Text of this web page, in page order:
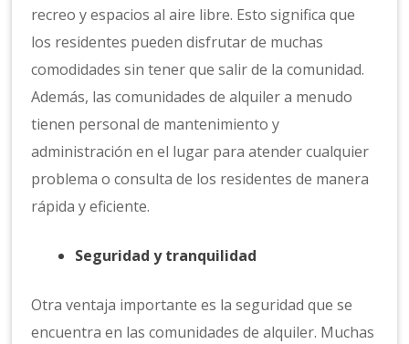
recreo y espacios al aire libre. Esto significa que
los residentes pueden disfrutar de muchas
comodidades sin tener que salir de la comunidad.
Además, las comunidades de alquiler a menudo
tienen personal de mantenimiento y
administración en el lugar para atender cualquier
problema o consulta de los residentes de manera
rápida y eficiente.
Seguridad y tranquilidad
Otra ventaja importante es la seguridad que se
encuentra en las comunidades de alquiler. Muchas